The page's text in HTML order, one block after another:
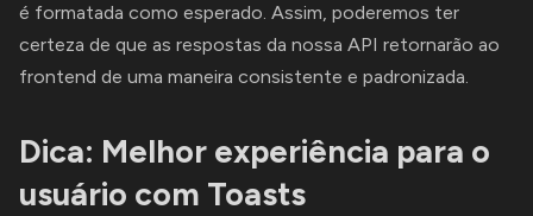
é formatada como esperado. Assim, poderemos ter
certeza de que as respostas da nossa API retornarão ao
frontend de uma maneira consistente e padronizada.
Dica: Melhor experiência para o
usuário com Toasts